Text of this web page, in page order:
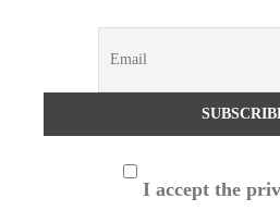
I accept the